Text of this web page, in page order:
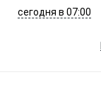
сегодня в 07:00